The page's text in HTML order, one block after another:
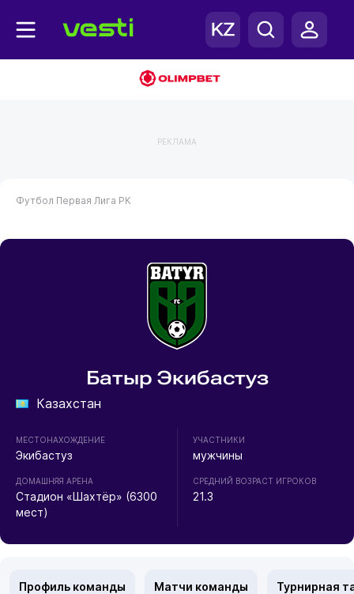
РЕКЛАМА
Футбол Первая Лига РК
Батыр Экибастуз
Казахстан
МЕСТОНАХОЖДЕНИЕ
Экибастуз
ДОМАШНЯЯ АРЕНА
Стадион «Шахтёр» (6300
мест)
УЧАСТНИКИ
мужчины
СРЕДНИЙ ВОЗРАСТ ИГРОКОВ
21.3
Профиль команды Матчи команды Турнирная